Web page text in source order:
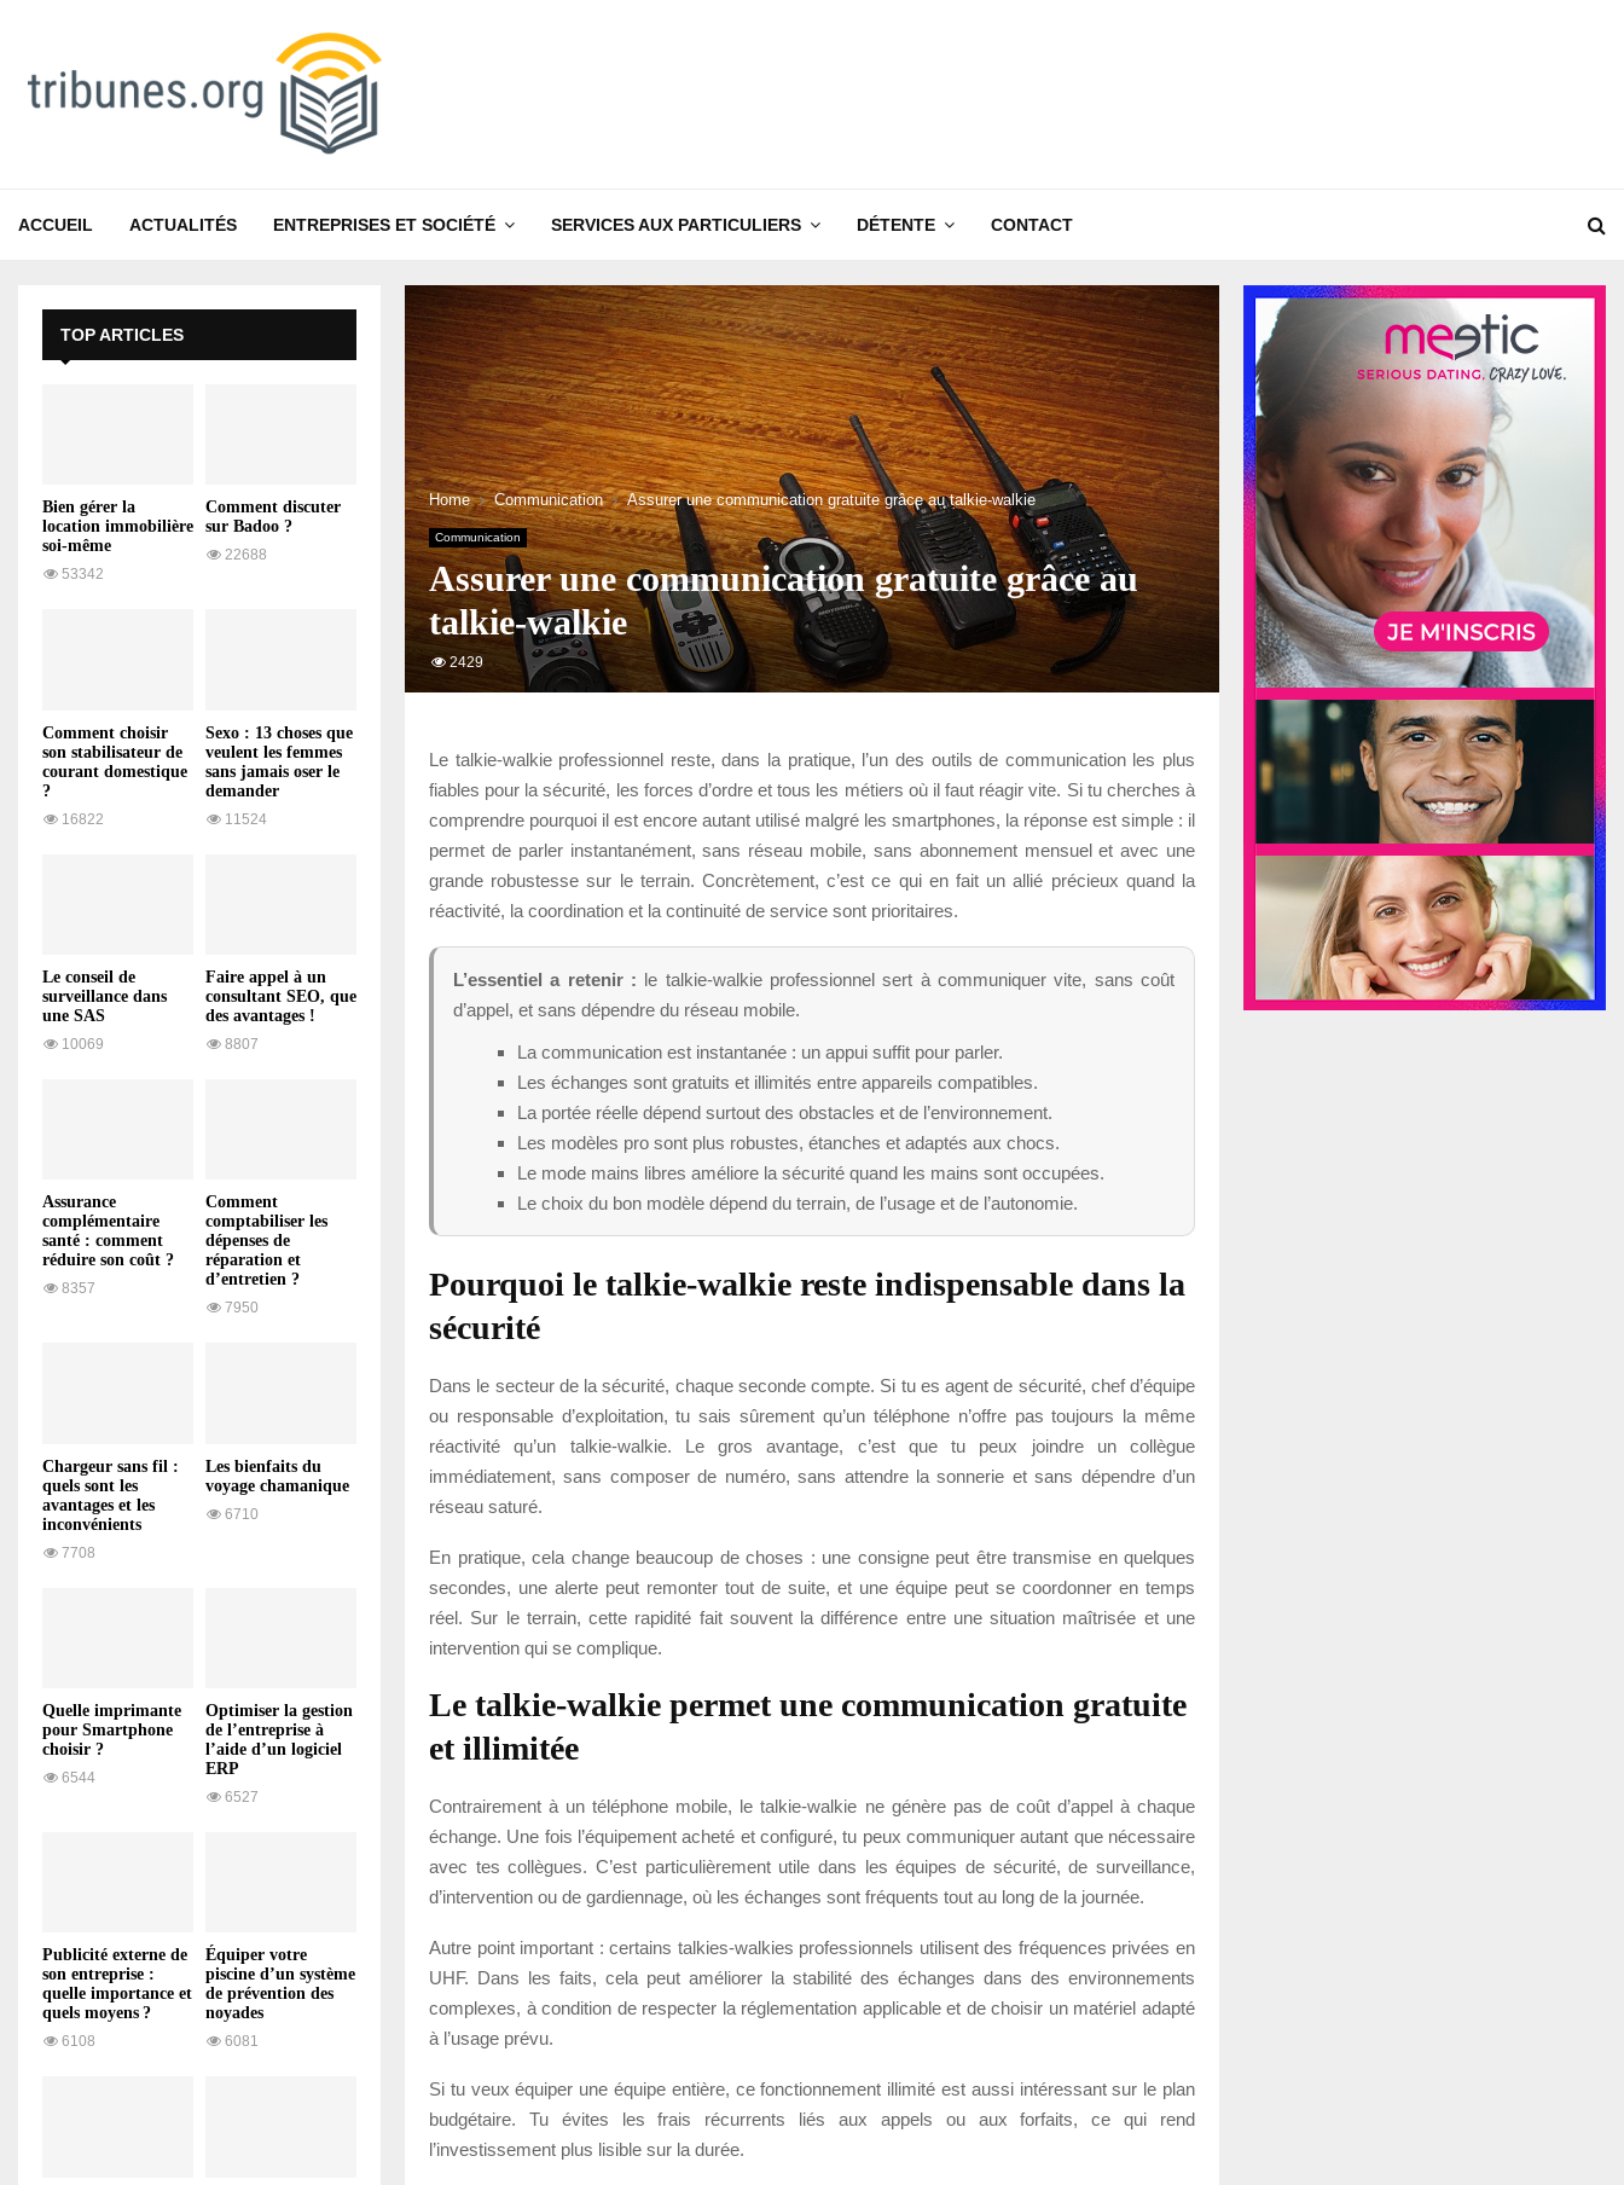
ACCUEIL ACTUALITÉS ENTREPRISES ET SOCIÉTÉ SERVICES AUX PARTICULIERS DÉTENTE CONTACT
Home Communication Assurer une communication gratuite grâce au talkie-walkie
Communication
Assurer une communication gratuite grâce au
talkie-walkie
2429
Le talkie-walkie professionnel reste, dans la pratique, l’un des outils de communication les plus
fiables pour la sécurité, les forces d’ordre et tous les métiers où il faut réagir vite. Si tu cherches à
comprendre pourquoi il est encore autant utilisé malgré les smartphones, la réponse est simple : il
permet de parler instantanément, sans réseau mobile, sans abonnement mensuel et avec une
grande robustesse sur le terrain. Concrètement, c’est ce qui en fait un allié précieux quand la
réactivité, la coordination et la continuité de service sont prioritaires.
L’essentiel a retenir : le talkie-walkie professionnel sert à communiquer vite, sans coût
d’appel, et sans dépendre du réseau mobile.
La communication est instantanée : un appui suffit pour parler.
Les échanges sont gratuits et illimités entre appareils compatibles.
La portée réelle dépend surtout des obstacles et de l’environnement.
Les modèles pro sont plus robustes, étanches et adaptés aux chocs.
Le mode mains libres améliore la sécurité quand les mains sont occupées.
Le choix du bon modèle dépend du terrain, de l’usage et de l’autonomie.
Pourquoi le talkie-walkie reste indispensable dans la
sécurité
Dans le secteur de la sécurité, chaque seconde compte. Si tu es agent de sécurité, chef d’équipe
ou responsable d’exploitation, tu sais sûrement qu’un téléphone n’offre pas toujours la même
réactivité qu’un talkie-walkie. Le gros avantage, c’est que tu peux joindre un collègue
immédiatement, sans composer de numéro, sans attendre la sonnerie et sans dépendre d’un
réseau saturé.
En pratique, cela change beaucoup de choses : une consigne peut être transmise en quelques
secondes, une alerte peut remonter tout de suite, et une équipe peut se coordonner en temps
réel. Sur le terrain, cette rapidité fait souvent la différence entre une situation maîtrisée et une
intervention qui se complique.
Le talkie-walkie permet une communication gratuite
et illimitée
Contrairement à un téléphone mobile, le talkie-walkie ne génère pas de coût d’appel à chaque
échange. Une fois l’équipement acheté et configuré, tu peux communiquer autant que nécessaire
avec tes collègues. C’est particulièrement utile dans les équipes de sécurité, de surveillance,
d’intervention ou de gardiennage, où les échanges sont fréquents tout au long de la journée.
Autre point important : certains talkies-walkies professionnels utilisent des fréquences privées en
UHF. Dans les faits, cela peut améliorer la stabilité des échanges dans des environnements
complexes, à condition de respecter la réglementation applicable et de choisir un matériel adapté
à l’usage prévu.
Si tu veux équiper une équipe entière, ce fonctionnement illimité est aussi intéressant sur le plan
budgétaire. Tu évites les frais récurrents liés aux appels ou aux forfaits, ce qui rend
l’investissement plus lisible sur la durée.
TOP ARTICLES
Bien gérer la
location immobilière
soi-même
53342
Comment discuter
sur Badoo ?
22688
Comment choisir
son stabilisateur de
courant domestique
?
16822
Sexo : 13 choses que
veulent les femmes
sans jamais oser le
demander
11524
Le conseil de
surveillance dans
une SAS
10069
Faire appel à un
consultant SEO, que
des avantages !
8807
Assurance
complémentaire
santé : comment
réduire son coût ?
8357
Comment
comptabiliser les
dépenses de
réparation et
d’entretien ?
7950
Chargeur sans fil :
quels sont les
avantages et les
inconvénients
7708
Les bienfaits du
voyage chamanique
6710
Quelle imprimante
pour Smartphone
choisir ?
6544
Optimiser la gestion
de l’entreprise à
l’aide d’un logiciel
ERP
6527
Publicité externe de
son entreprise :
quelle importance et
quels moyens ?
6108
Équiper votre
piscine d’un système
de prévention des
noyades
6081